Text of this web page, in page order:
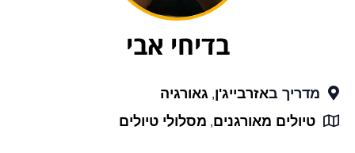
בדיחי אבי
מדריך באזרבייג'ן, גאורגיה
טיולים מאורגנים, מסלולי טיולים